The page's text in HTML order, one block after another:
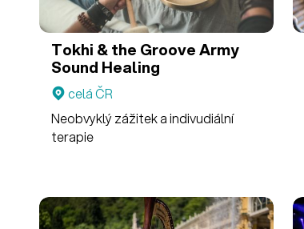
Tokhi & the Groove Army
Sound Healing
celá ČR
Neobvyklý zážitek a indivudiální
terapie